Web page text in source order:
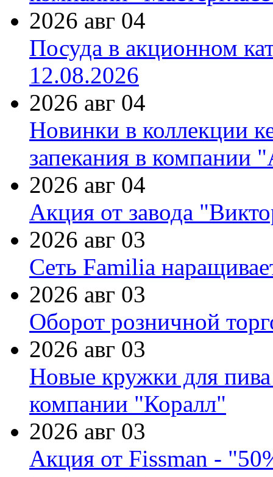
2026 авг 04
Посуда в акционном
12.08.2026
2026 авг 04
Новинки в коллекции
запекания в компании
2026 авг 04
Акция от завода
2026 авг 03
Сеть Familia
2026 авг 03
Оборот розничной
2026 авг 03
Новые кружки для
компании "Коралл"
2026 авг 03
Акция от Fissman -